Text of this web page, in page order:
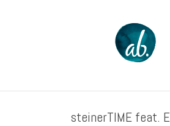
steinerTIME feat.